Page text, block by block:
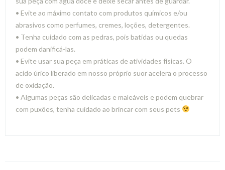
• Evite ao máximo contato com produtos químicos e/ou
abrasivos como perfumes, cremes, loções, detergentes.
• Tenha cuidado com as pedras, pois batidas ou quedas
podem danificá-las.
• Evite usar sua peça em práticas de atividades físicas. O
acido úrico liberado em nosso próprio suor acelera o processo
de oxidação.
• Algumas peças são delicadas e maleáveis e podem quebrar
com puxões, tenha cuidado ao brincar com seus pets